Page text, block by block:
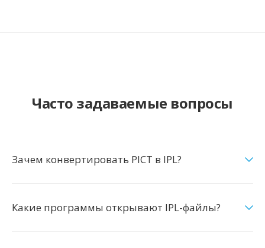
Часто задаваемые вопросы
Зачем конвертировать PICT в IPL?
Какие программы открывают IPL-файлы?